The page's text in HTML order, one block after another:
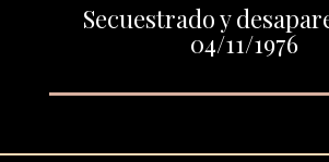
Secuestrado y
04/11/1976